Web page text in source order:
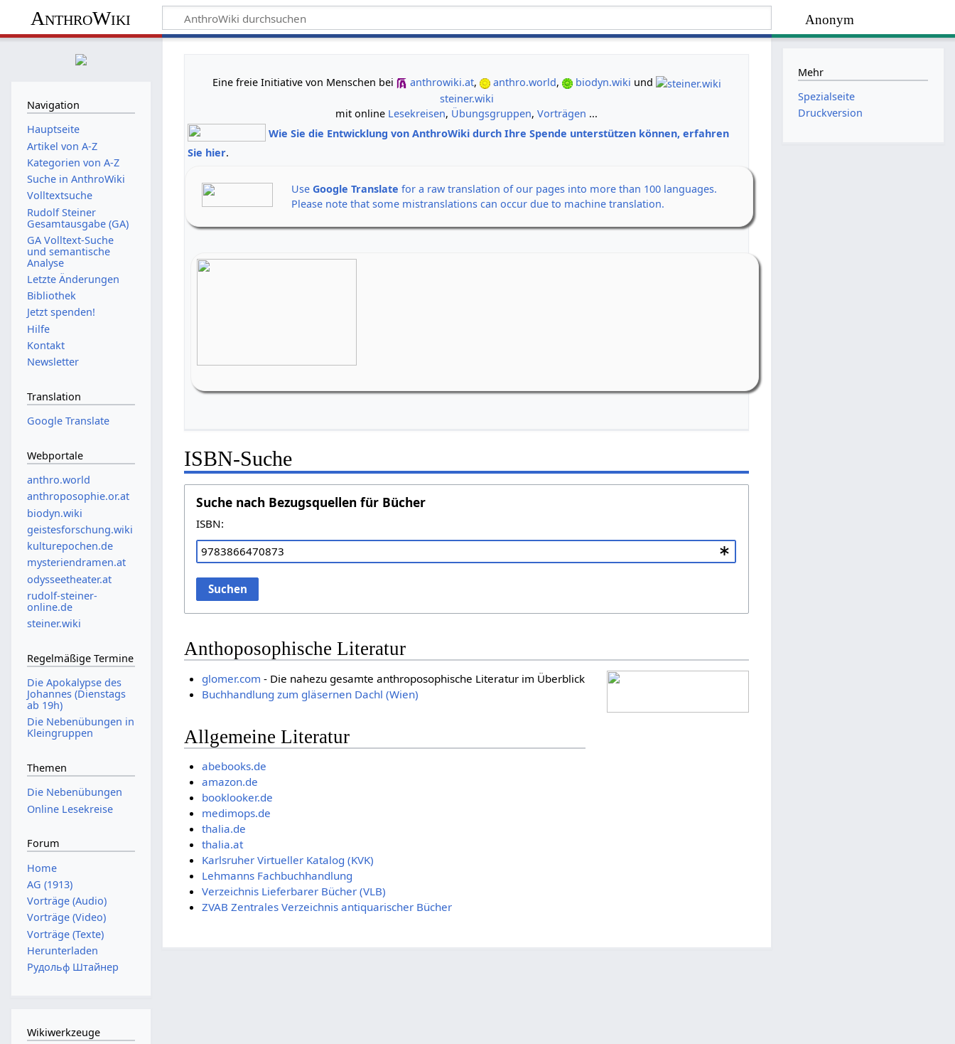
Anonym
AnthroWiki
Eine freie Initiative von Menschen bei anthrowiki.at, anthro.world, biodyn.wiki und
steiner.wiki
mit online Lesekreisen, Übungsgruppen,Vorträgen ...
Wie Sie die Entwicklung von AnthroWiki durch Ihre Spende unterstützen können, erfahren
Sie hier.
UseGoogle Translate for a raw translation of our pages into more than 100 languages.
Please note that some mistranslations can occur due to machine translation.
ISBN-Suche
Suche nach Bezugsquellen für Bücher
ISBN:
Suchen
Anthoposophische Literatur
glomer.com - Die nahezu gesamte anthroposophische Literatur im Überblick
Buchhandlung zum gläsernen Dachl (Wien)
Allgemeine Literatur
abebooks.de
amazon.de
booklooker.de
medimops.de
thalia.de
thalia.at
Karlsruher Virtueller Katalog (KVK)
Lehmanns Fachbuchhandlung
Verzeichnis Lieferbarer Bücher (VLB)
ZVAB Zentrales Verzeichnis antiquarischer Bücher
Navigation
Hauptseite
Artikel von A-Z
Kategorien von A-Z
Suche in AnthroWiki
Volltextsuche
Rudolf Steiner
Gesamtausgabe (GA)
GA Volltext-Suche
und semantische
Analyse
Letzte Änderungen
Bibliothek
Jetzt spenden!
Hilfe
Kontakt
Newsletter
Translation
Google Translate
Webportale
anthro.world
anthroposophie.or.at
biodyn.wiki
geistesforschung.wiki
kulturepochen.de
mysteriendramen.at
odysseetheater.at
rudolf-steiner-
online.de
steiner.wiki
Regelmäßige Termine
Die Apokalypse des
Johannes (Dienstags
ab 19h)
Die Nebenübungen in
Kleingruppen
Themen
Die Nebenübungen
Online Lesekreise
Forum
Home
AG (1913)
Vorträge (Audio)
Vorträge (Video)
Vorträge (Texte)
Herunterladen
Рудольф Штайнер
Wikiwerkzeuge
Mehr
Spezialseite
Druckversion